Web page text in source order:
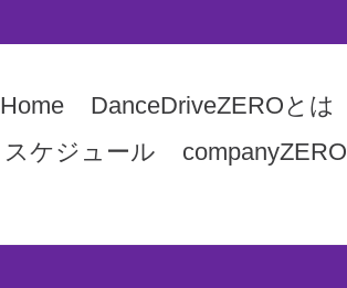
Home DanceDriveZEROとは
スケジュール
companyZERO